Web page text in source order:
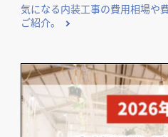
気になる内装工事の費用相場や
ご紹介。